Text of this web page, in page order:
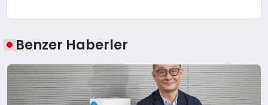
Benzer Haberler